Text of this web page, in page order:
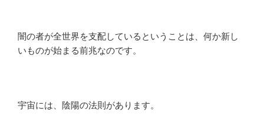
闇の者が全世界を支配しているということは、何か新し
いものが始まる前兆なのです。
宇宙には、陰陽の法則があります。